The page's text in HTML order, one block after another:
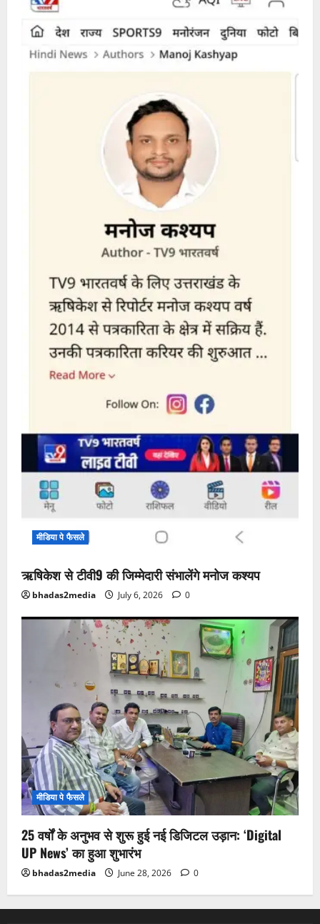
मीडिया पे फैसले
ऋषिकेश से टीवी9 की जिम्मेदारी संभालेंगे मनोज कश्यप
bhadas2media July 6, 2026 0
मीडिया पे फैसले
25 वर्षों के अनुभव से शुरू हुई नई डिजिटल उड़ान: ‘Digital
UP News’ का हुआ शुभारंभ
bhadas2media June 28, 2026 0